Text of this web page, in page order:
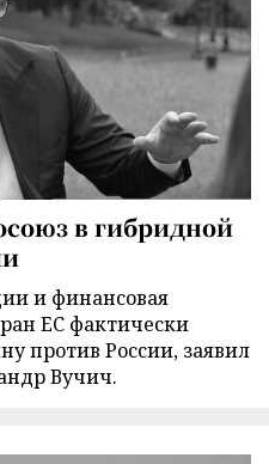
в гибридной
и финансовая
ЕС фактически
против России, заявил
Вучич.